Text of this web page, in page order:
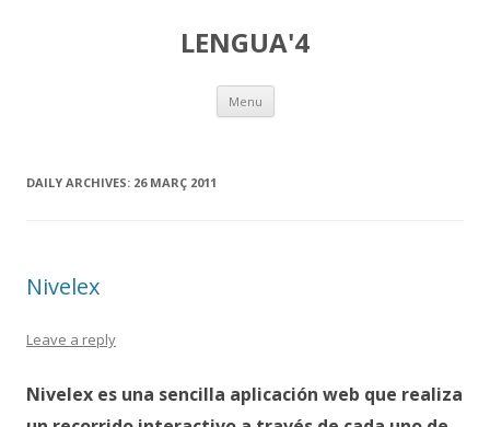
LENGUA'4
Menu Skip
content
DAILY ARCHIVES: 26 MARÇ 2011
Nivelex
Leave a reply
Nivelex es una sencilla aplicación web que realiza